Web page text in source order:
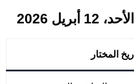
2026
المختار